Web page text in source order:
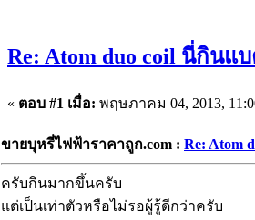
Re: Atom duo coil นี่กินแ
« ตอบ #1 เมื่อ: พฤษภาคม 04, 2013,
ขายบุหรี่ไฟฟ้าราคาถูก.com : Re: Atom
ครับกินมากขึ้นครับ
แต่เป็นเท่าตัวหรือไม่รอผู้รู้ดีกว่าครับ